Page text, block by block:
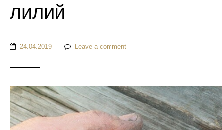
лилий
24.04.2019 Leave a comment